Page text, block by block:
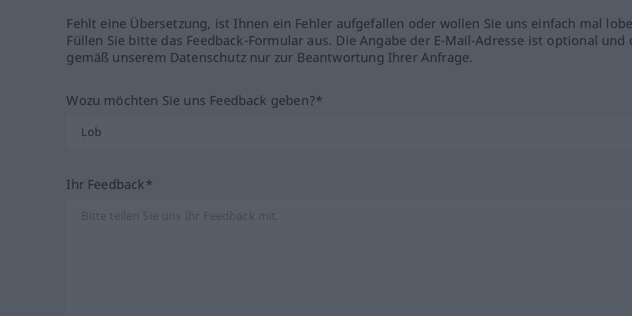
Fehlt eine Übersetzung, ist Ihnen ein Fehler aufgefallen oder wollen Sie uns einfach mal
Füllen Sie bitte das Feedback-Formular aus. Die Angabe der E-Mail-Adresse ist optional und
gemäß unserem Datenschutz nur zur Beantwortung Ihrer Anfrage.
Wozu möchten Sie uns Feedback geben?*
Ihr Feedback*